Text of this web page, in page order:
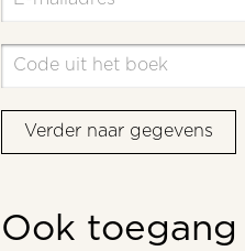
Verder naar gegevens
Ook